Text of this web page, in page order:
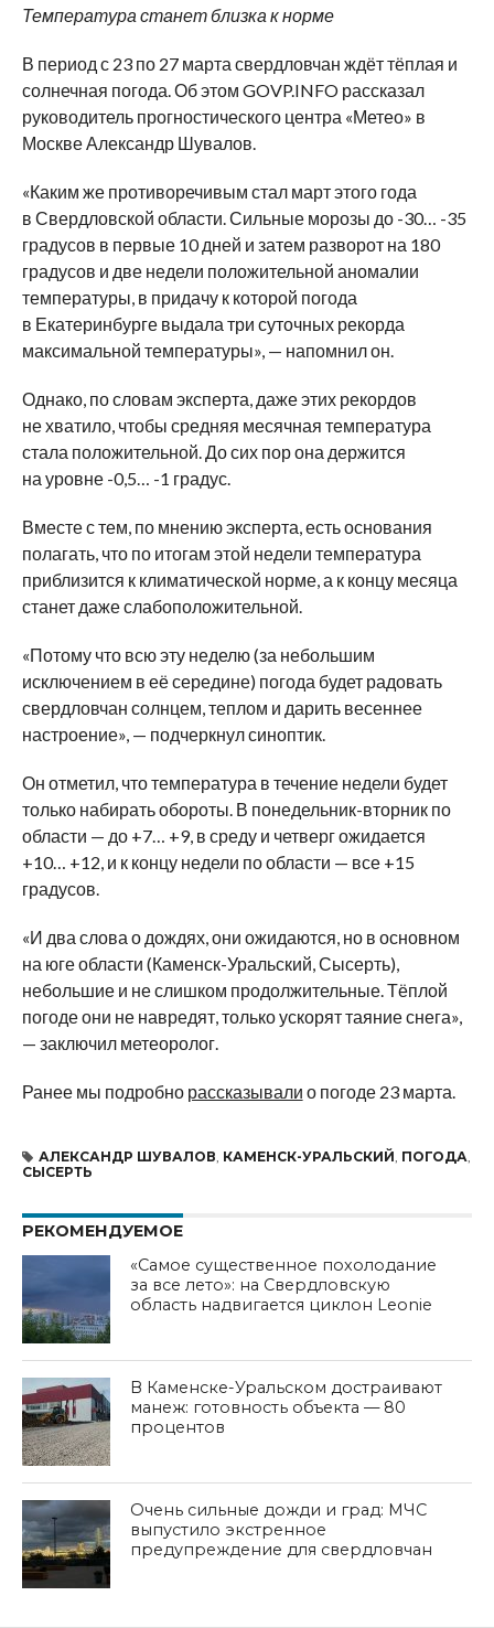
Температура станет близка к норме
В период с 23 по 27 марта свердловчан ждёт тёплая и
солнечная погода. Об этом GOVP.INFO рассказал
руководитель прогностического центра «Метео» в
Москве Александр Шувалов.
«Каким же противоречивым стал март этого года
в Свердловской области. Сильные морозы до -30… -35
градусов в первые 10 дней и затем разворот на 180
градусов и две недели положительной аномалии
температуры, в придачу к которой погода
в Екатеринбурге выдала три суточных рекорда
максимальной температуры», — напомнил он.
Однако, по словам эксперта, даже этих рекордов
не хватило, чтобы средняя месячная температура
стала положительной. До сих пор она держится
на уровне -0,5… -1 градус.
Вместе с тем, по мнению эксперта, есть основания
полагать, что по итогам этой недели температура
приблизится к климатической норме, а к концу месяца
станет даже слабоположительной.
«Потому что всю эту неделю (за небольшим
исключением в её середине) погода будет радовать
свердловчан солнцем, теплом и дарить весеннее
настроение», — подчеркнул синоптик.
Он отметил, что температура в течение недели будет
только набирать обороты. В понедельник-вторник по
области — до +7… +9, в среду и четверг ожидается
+10… +12, и к концу недели по области — все +15
градусов.
«И два слова о дождях, они ожидаются, но в основном
на юге области (Каменск-Уральский, Сысерть),
небольшие и не слишком продолжительные. Тёплой
погоде они не навредят, только ускорят таяние снега»,
— заключил метеоролог.
Ранее мы подробно рассказывали о погоде 23 марта.
АЛЕКСАНДР ШУВАЛОВ КАМЕНСК-УРАЛЬСКИЙ ПОГОДА
СЫСЕРТЬ
РЕКОМЕНДУЕМОЕ
«Самое существенное похолодание
за все лето»: на Свердловскую
область надвигается циклон Leonie
В Каменске-Уральском достраивают
манеж: готовность объекта — 80
процентов
Очень сильные дожди и град: МЧС
выпустило экстренное
предупреждение для свердловчан